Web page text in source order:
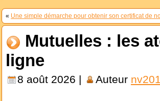
« Une simple démarche pour obtenir son certificat de
Mutuelles : les
ligne
8 août 2026 | Auteur